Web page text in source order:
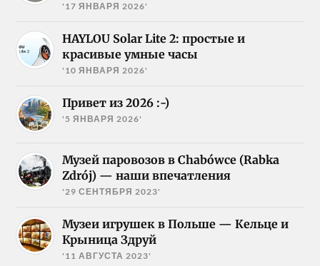
'17 ЯНВАРЯ 2026'
HAYLOU Solar Lite 2: простые и
красивые умные часы
'10 ЯНВАРЯ 2026'
Привет из 2026 :-)
'5 ЯНВАРЯ 2026'
Музей паровозов в Chabówce (Rabka
Zdrój) — наши впечатления
'29 СЕНТЯБРЯ 2023'
Музеи игрушек в Польше — Кельце и
Крыница Здруй
'11 АВГУСТА 2023'